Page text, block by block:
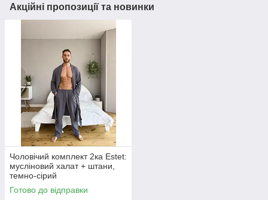
Акційні пропозиції та новинки
Чоловічий комплект 2ка Estet:
мусліновий халат + штани,
темно-сірий
Готово до відправки